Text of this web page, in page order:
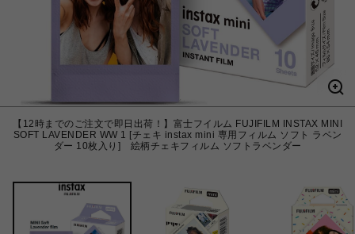
【12時までのご注文で即日出荷！】富士フイルム FUJIFILM INSTAX MINI
SOFT LAVENDER WW 1 [チェキ instax mini 専用フィルム ソフト ラベン
ダー 10枚入り] 絵柄チェキフィルム ソフトラベンダー